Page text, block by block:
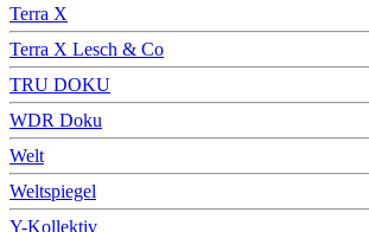
Terra X
Terra X Lesch & Co
TRU DOKU
WDR Doku
Welt
Weltspiegel
Y-Kollektiv